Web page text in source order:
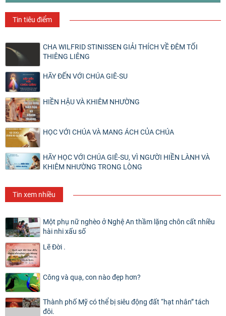
Tin tiêu điểm
CHA WILFRID STINISSEN GIẢI THÍCH VỀ ĐÊM TỐI
THIÊNG LIÊNG
HÃY ĐẾN VỚI CHÚA GIÊ-SU
HIỀN HẬU VÀ KHIÊM NHƯỜNG
HỌC VỚI CHÚA VÀ MANG ÁCH CỦA CHÚA
HÃY HỌC VỚI CHÚA GIÊ-SU, VÌ NGƯỜI HIỀN LÀNH VÀ
KHIÊM NHƯỜNG TRONG LÒNG
Tin xem nhiều
Một phụ nữ nghèo ở Nghệ An thầm lặng chôn cất nhiều
hài nhi xấu số
Lẽ Đời .
Công và quạ, con nào đẹp hơn?
Thành phố Mỹ có thể bị siêu động đất “hạt nhân” tách
đôi.